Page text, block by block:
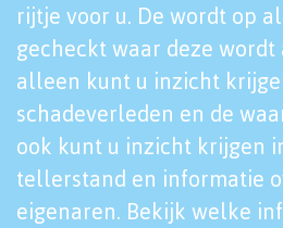
rijtje voor u. De wordt op
gecheckt waar deze wordt
alleen kunt u inzicht
schadeverleden en de
ook kunt u inzicht krijgen
tellerstand en informatie
eigenaren. Bekijk welke